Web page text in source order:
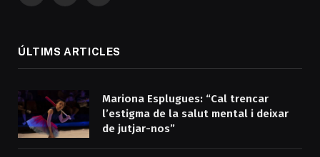
ÚLTIMS ARTICLES
Mariona Esplugues: “Cal trencar
l’estigma de la salut mental i deixar
de jutjar-nos”